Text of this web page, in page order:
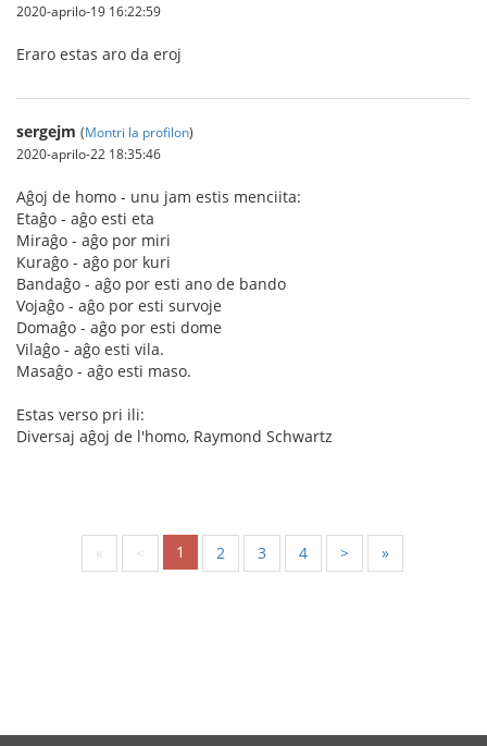
2020-aprilo-19 16:22:59
Eraro estas aro da eroj
sergejm (Montri la profilon)
2020-aprilo-22 18:35:46
Aĝoj de homo - unu jam estis menciita:
Etaĝo - aĝo esti eta
Miraĝo - aĝo por miri
Kuraĝo - aĝo por kuri
Bandaĝo - aĝo por esti ano de bando
Vojaĝo - aĝo por esti survoje
Domaĝo - aĝo por esti dome
Vilaĝo - aĝo esti vila.
Masaĝo - aĝo esti maso.
Estas verso pri ili:
Diversaj aĝoj de l'homo, Raymond Schwartz
« < 1 2 3 4 > »